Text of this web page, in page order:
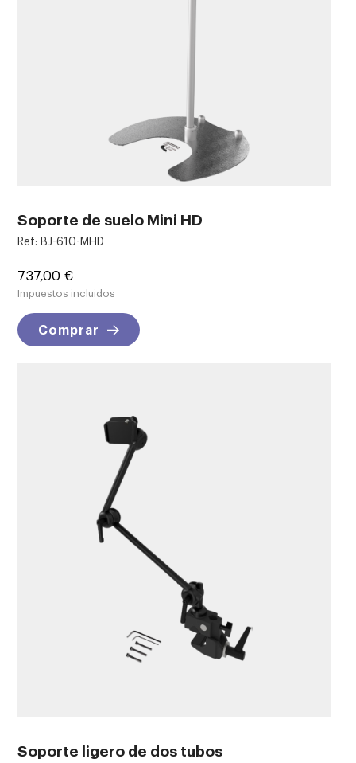
Soporte de suelo Mini HD
Ref: BJ-610-MHD
Precio
737,00 €
Impuestos incluidos
Comprar
Soporte ligero de dos tubos